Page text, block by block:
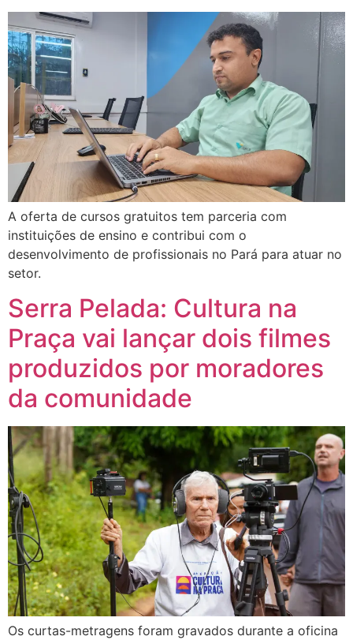
A oferta de cursos gratuitos tem parceria com
instituições de ensino e contribui com o
desenvolvimento de profissionais no Pará para atuar no
setor.
Serra Pelada: Cultura na
Praça vai lançar dois filmes
produzidos por moradores
da comunidade
Os curtas-metragens foram gravados durante a oficina